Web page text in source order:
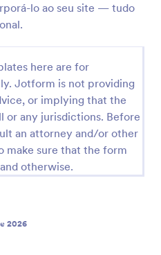
lo ao seu site — tudo
here are for
Jotform is not providing
or implying that the
or any jurisdictions. Before
an attorney and/or other
make sure that the form
otherwise.
2026
para solicitar mais
empreendimentos
o dia e hora que gostaria
de mediação.